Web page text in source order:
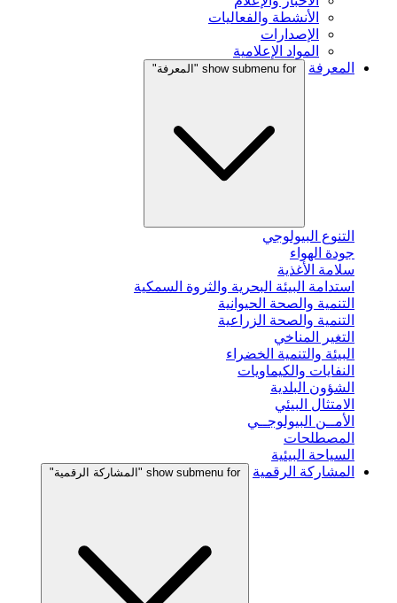
الأنشطة والفعاليات
الإصدارات
المواد الإعلامية
المعرفة
show submenu for "المعرفة"
التنوع البيولوجي
جودة الهواء
سلامة الأغذية
استدامة البيئة البحرية والثروة السمكية
التنمية والصحة الحيوانية
التنمية والصحة الزراعية
التغير المناخي
البيئة والتنمية الخضراء
النفايات والكيماويات
الشؤون البلدية
الامتثال البيئي
الأمــن البيولوجــي
المصطلحات
السياحة البيئية
المشاركة الرقمية
show submenu for "المشاركة الرقمية"